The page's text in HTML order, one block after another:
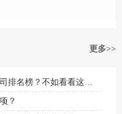
更多>>
深圳装修办公室，看深圳装修公司排名榜？不如看看这篇最全办公室装修攻略！
？